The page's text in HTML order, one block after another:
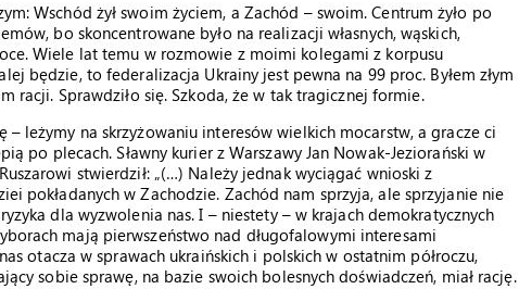
Wschód żył swoim życiem, a Zachód – swoim. Centrum żyło po
bo skoncentrowane było na realizacji własnych, wąskich,
Wiele lat temu w rozmowie z moimi kolegami z korpusu
będzie, to federalizacja Ukrainy jest pewna na 99 proc. Byłem złym
racji. Sprawdziło się. Szkoda, że w tak tragicznej formie.
– leżymy na skrzyżowaniu interesów wielkich mocarstw, a gracze ci
po plecach. Sławny kurier z Warszawy Jan Nowak-Jeziorański w
stwierdził: „(…) Należy jednak wyciągać wnioski z
pokładanych w Zachodzie. Zachód nam sprzyja, ale sprzyjanie nie
dla wyzwolenia nas. I – niestety – w krajach demokratycznych
mają pierwszeństwo nad długofalowymi interesami
otacza w sprawach ukraińskich i polskich w ostatnim półroczu,
sobie sprawę, na bazie swoich bolesnych doświadczeń, miał rację.